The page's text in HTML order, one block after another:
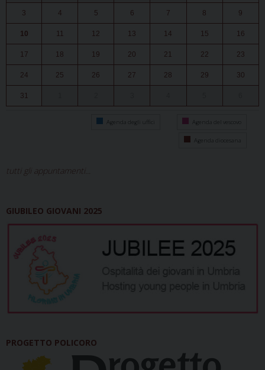
3 4 5 6 7 8 9
10 11 12 13 14 15 16
17 18 19 20 21 22 23
24 25 26 27 28 29 30
31
Agenda degli uffici Agenda del vescovo
Agenda diocesana
tutti gli appuntamenti...
GIUBILEO GIOVANI 2025
PROGETTO POLICORO